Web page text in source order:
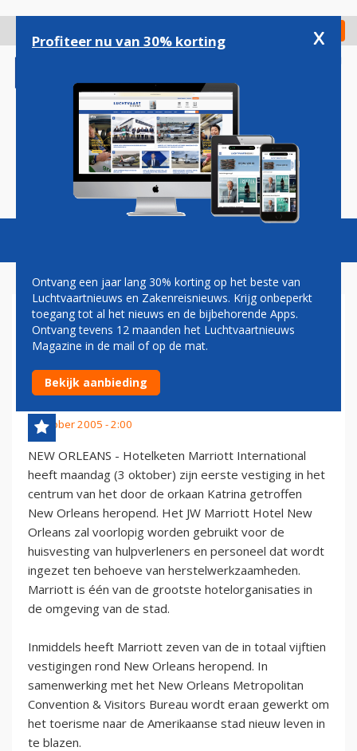
gaan
Check in
Magazine Podcasts Vacatures
MARRIOTT HEROPENT
EERSTE HOTEL IN CENTRUM
NEW ORLEANS
4 oktober 2005 - 2:00
NEW ORLEANS - Hotelketen Marriott International
heeft maandag (3 oktober) zijn eerste vestiging in het
centrum van het door de orkaan Katrina getroffen
New Orleans heropend. Het JW Marriott Hotel New
Orleans zal voorlopig worden gebruikt voor de
huisvesting van hulpverleners en personeel dat wordt
ingezet ten behoeve van herstelwerkzaamheden.
Marriott is één van de grootste hotelorganisaties in
de omgeving van de stad.
Inmiddels heeft Marriott zeven van de in totaal vijftien
vestigingen rond New Orleans heropend. In
samenwerking met het New Orleans Metropolitan
Convention & Visitors Bureau wordt eraan gewerkt om
het toerisme naar de Amerikaanse stad nieuw leven in
te blazen.
Profiteer nu van 30% korting x
Ontvang een jaar lang 30% korting op het beste van
Luchtvaartnieuws en Zakenreisnieuws. Krijg onbeperkt
toegang tot al het nieuws en de bijbehorende Apps.
Ontvang tevens 12 maanden het Luchtvaartnieuws
Magazine in de mail of op de mat.
Bekijk aanbieding